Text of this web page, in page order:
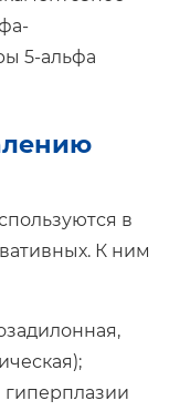
5-альфа
в
К ним
гиперплазии